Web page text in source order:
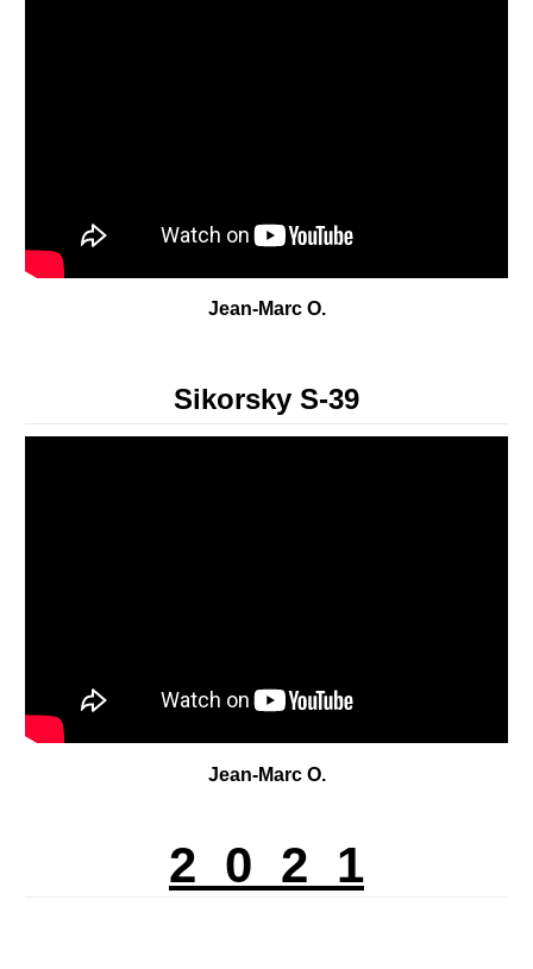
Jean-Marc O.
Sikorsky S-39
Jean-Marc O.
2 0 2 1